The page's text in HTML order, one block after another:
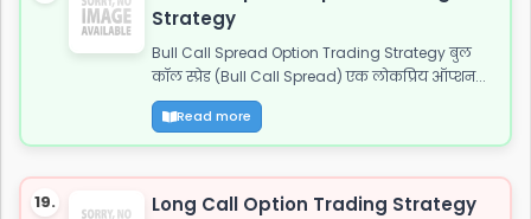
Strategy
Bull Call Spread Option Trading Strategy बुल
कॉल स्प्रेड (Bull Call Spread) एक लोकप्रिय ऑप्शन...
Read more
19. Long Call Option Trading Strategy